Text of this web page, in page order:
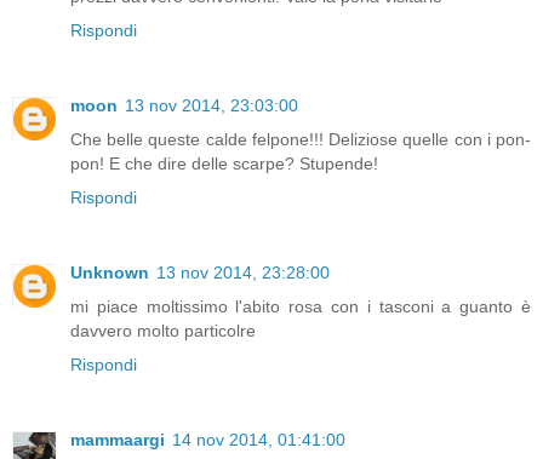
Rispondi
moon 13 nov 2014, 23:03:00
Che belle queste calde felpone!!! Deliziose quelle con i pon-
pon! E che dire delle scarpe? Stupende!
Rispondi
Unknown 13 nov 2014, 23:28:00
mi piace moltissimo l'abito rosa con i tasconi a guanto è
davvero molto particolre
Rispondi
mammaargi 14 nov 2014, 01:41:00